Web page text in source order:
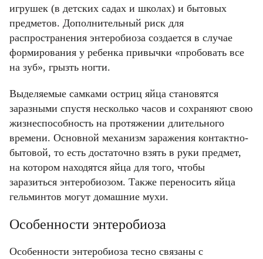
игрушек (в детских садах и школах) и бытовых
предметов. Дополнительный риск для
распространения энтеробиоза создается в случае
формирования у ребенка привычки «пробовать все
на зуб», грызть ногти.
Выделяемые самками остриц яйца становятся
заразными спустя несколько часов и сохраняют свою
жизнеспособность на протяжении длительного
времени. Основной механизм заражения контактно-
бытовой, то есть достаточно взять в руки предмет,
на котором находятся яйца для того, чтобы
заразиться энтеробиозом. Также переносить яйца
гельминтов могут домашние мухи.
Особенности энтеробиоза
Особенности энтеробиоза тесно связаны с